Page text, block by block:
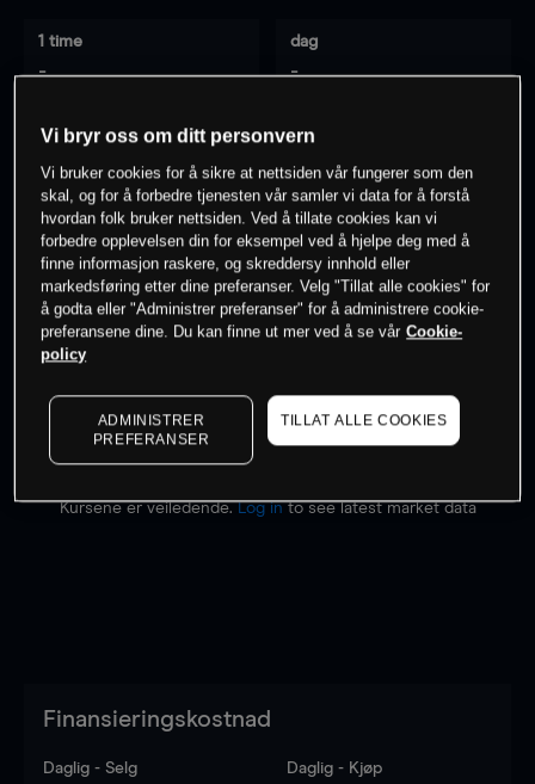
1 time
-
dag
-
7 dager
-
30 dager
-
0% av kunder erpå dette instrumentet
Kursene er veiledende.Log into see latest market data
Finansieringskostnad
Daglig - Selg Daglig - Kjøp
Vi bryr oss om ditt personvern
Vi bruker cookies for å sikre at nettsiden vår fungerer som den
skal, og for å forbedre tjenesten vår samler vi data for å forstå
hvordan folk bruker nettsiden. Ved å tillate cookies kan vi
forbedre opplevelsen din for eksempel ved å hjelpe deg med å
finne informasjon raskere, og skreddersy innhold eller
markedsføring etter dine preferanser. Velg "Tillat alle cookies" for
å godta eller "Administrer preferanser" for å administrere cookie-
preferansene dine. Du kan finne ut mer ved å se vår Cookie-
policy
ADMINISTRER
PREFERANSER
TILLAT ALLE COOKIES